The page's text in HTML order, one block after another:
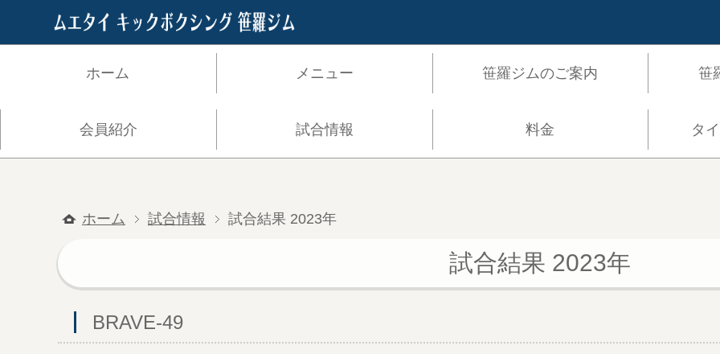
ホーム メニュー 笹羅ジムのご案内 笹
会員紹介 試合情報 料金 タ
ホーム 試合情報 試合結果 2023年
試合結果 2023年
BRAVE-49